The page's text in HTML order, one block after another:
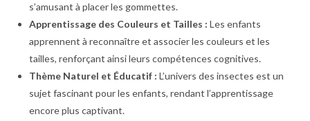
s’amusant à placer les gommettes.
Apprentissage des Couleurs et Tailles : Les enfants
apprennent à reconnaître et associer les couleurs et les
tailles, renforçant ainsi leurs compétences cognitives.
Thème Naturel et Éducatif : L’univers des insectes est un
sujet fascinant pour les enfants, rendant l’apprentissage
encore plus captivant.